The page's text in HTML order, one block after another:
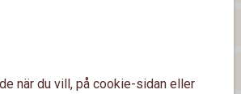
när du vill, på cookie-sidan eller